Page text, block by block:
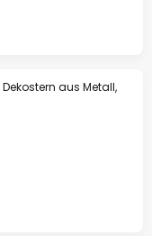
Dekostern aus Metall,